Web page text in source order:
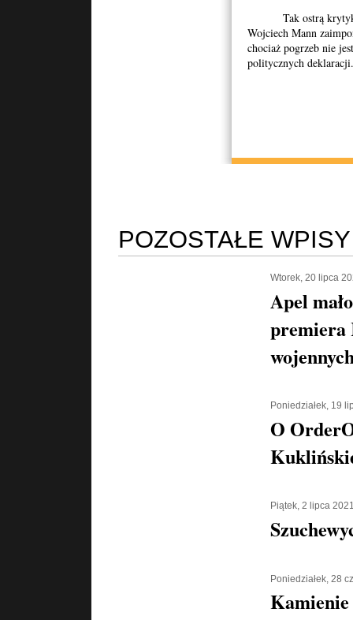
Tak ostrą krytyką
Wojciech Mann
chociaż pogrzeb nie
politycznych deklaracji.
POZOSTAŁE WPISY
Wtorek, 20 lipca
Apel
premiera
Poniedziałek, 19
O
Piątek, 2 lipca
Poniedziałek, 28
Kamienie